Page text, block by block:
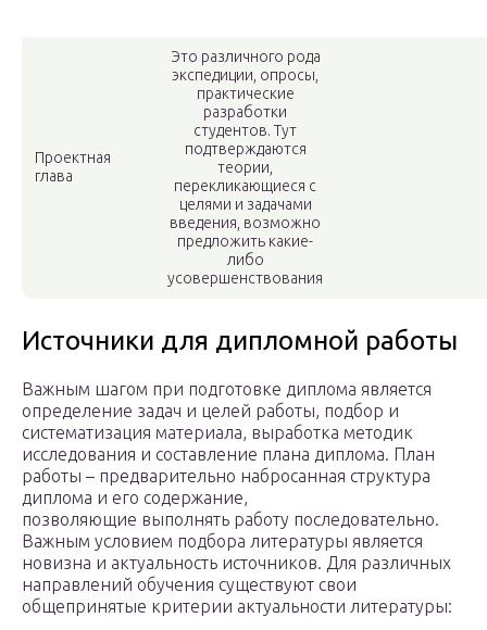
Проектная
глава
Это различного рода
экспедиции, опросы,
практические
разработки
студентов. Тут
подтверждаются
теории,
перекликающиеся с
целями и задачами
введения, возможно
предложить какие-
либо
усовершенствования
Источники для дипломной работы
Важным шагом при подготовке диплома является
определение задач и целей работы, подбор и
систематизация материала, выработка методик
исследования и составление плана диплома. План
работы – предварительно набросанная структура
диплома и его содержание,
позволяющие выполнять работу последовательно.
Важным условием подбора литературы является
новизна и актуальность источников. Для различных
направлений обучения существуют свои
общепринятые критерии актуальности литературы: